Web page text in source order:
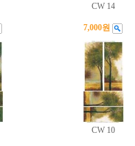
CW 14
7,000원
CW 10